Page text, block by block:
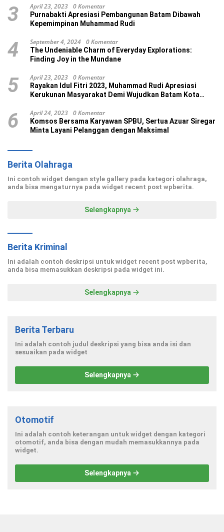
3 April 23, 2023 0 Komentar
Purnabakti Apresiasi Pembangunan Batam Dibawah
Kepemimpinan Muhammad Rudi
4 September 4, 2024 0 Komentar
The Undeniable Charm of Everyday Explorations:
Finding Joy in the Mundane
5 April 23, 2023 0 Komentar
Rayakan Idul Fitri 2023, Muhammad Rudi Apresiasi
Kerukunan Masyarakat Demi Wujudkan Batam Kota
6 April 24, 2023 0 Komentar
Komsos Bersama Karyawan SPBU, Sertua Azuar Siregar
Minta Layani Pelanggan dengan Maksimal
Berita Olahraga
Ini contoh widget dengan style gallery pada kategori olahraga,
anda bisa mengaturnya pada widget recent post wpberita.
Selengkapnya
Berita Kriminal
Ini adalah contoh deskripsi untuk widget recent post wpberita,
anda bisa memasukkan deskripsi pada widget ini.
Selengkapnya
Berita Terbaru
Ini adalah contoh judul deskripsi yang bisa anda isi dan
sesuaikan pada widget
Selengkapnya
Otomotif
Ini adalah contoh keterangan untuk widget dengan kategori
otomotif, anda bisa dengan mudah memasukkannya pada
widget.
Selengkapnya